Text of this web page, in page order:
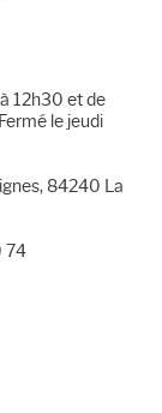
12h30 et de
le jeudi
84240 La
74